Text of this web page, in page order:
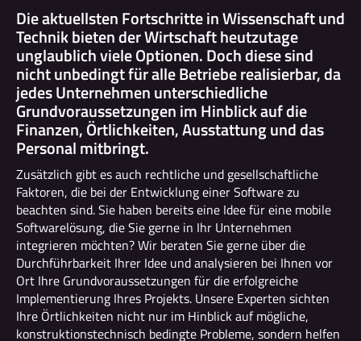
Die aktuellsten Fortschritte in Wissenschaft und
Technik bieten der Wirtschaft heutzutage
unglaublich viele Optionen. Doch diese sind
nicht unbedingt für alle Betriebe realisierbar, da
jedes Unternehmen unterschiedliche
Grundvoraussetzungen im Hinblick auf die
Finanzen, Örtlichkeiten, Ausstattung und das
Personal mitbringt.
Zusätzlich gibt es auch rechtliche und gesellschaftliche
Faktoren, die bei der Entwicklung einer Software zu
beachten sind. Sie haben bereits eine Idee für eine mobile
Softwarelösung, die Sie gerne in Ihr Unternehmen
integrieren möchten? Wir beraten Sie gerne über die
Durchführbarkeit Ihrer Idee und analysieren bei Ihnen vor
Ort Ihre Grundvoraussetzungen für die erfolgreiche
Implementierung Ihres Projekts. Unsere Experten sichten
Ihre Örtlichkeiten nicht nur im Hinblick auf mögliche,
konstruktionstechnisch bedingte Probleme, sondern helfen